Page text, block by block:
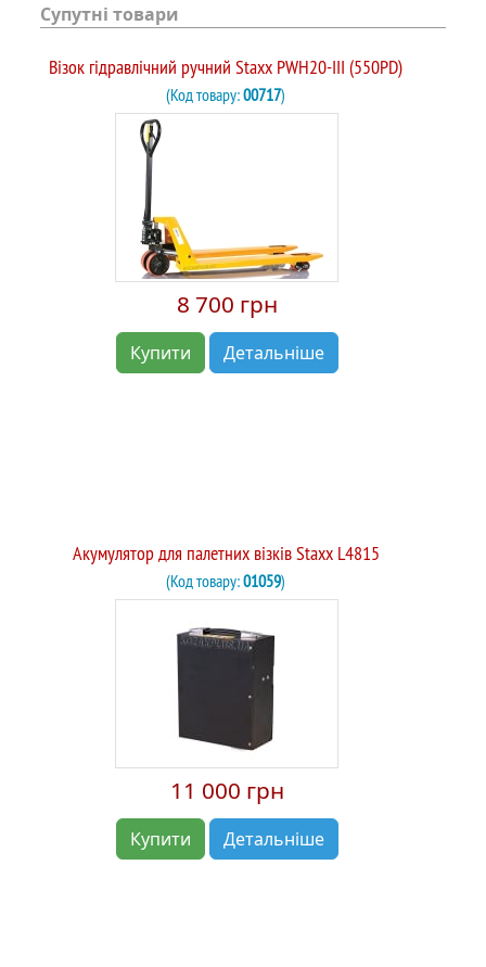
Супутні товари
Візок гідравлічний ручний Staxx PWH20-III (550PD)
(Код товару:00717)
8 700 грн
Купити Детальніше
Акумулятор для палетних візків Staxx L4815
(Код товару:01059)
11 000 грн
Купити Детальніше